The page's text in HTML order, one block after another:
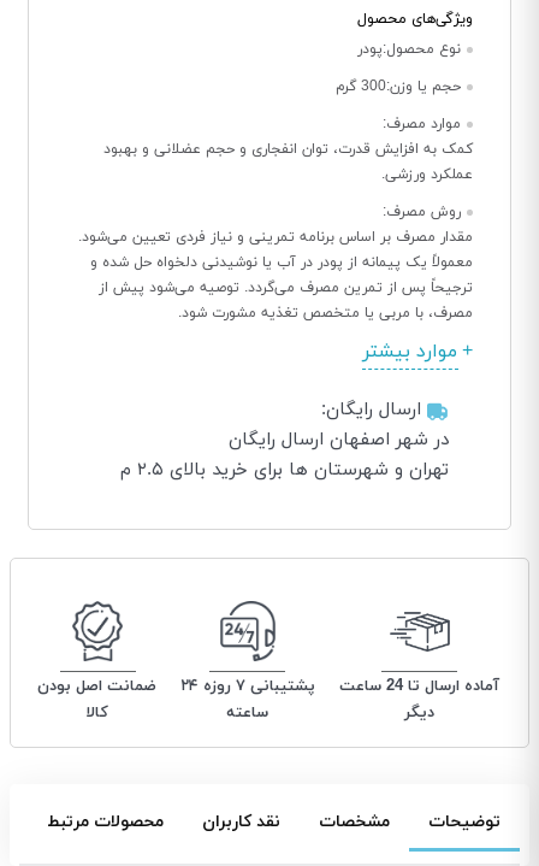
ویژگی‌های محصول
نوع محصول:پودر
حجم یا وزن:300 گرم
موارد مصرف:
کمک به افزایش قدرت، توان انفجاری و حجم عضلانی و بهبود
عملکرد ورزشی.
روش مصرف:
مقدار مصرف بر اساس برنامه تمرینی و نیاز فردی تعیین می‌شود.
معمولاً یک پیمانه از پودر در آب یا نوشیدنی دلخواه حل شده و
ترجیحاً پس از تمرین مصرف می‌گردد. توصیه می‌شود پیش از
مصرف، با مربی یا متخصص تغذیه مشورت شود.
موارد بیشتر
ارسال رایگان:
در شهر اصفهان ارسال رایگان
تهران و شهرستان ها برای خرید بالای ۲.۵ م
آماده ارسال تا 24 ساعت
دیگر
پشتیبانی ۷ روزه ۲۴
ساعته
ضمانت اصل بودن
کالا
توضیحات مشخصات نقد کاربران محصولات مرتبط